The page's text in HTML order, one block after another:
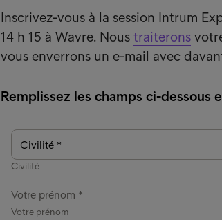
Inscrivez-vous à la session Intrum
14 h 15 à Wavre. Nous traiterons
vous enverrons un e-mail avec
Remplissez les champs ci-dessous